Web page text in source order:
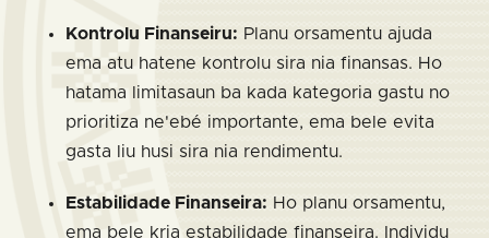
Kontrolu Finanseiru: Planu orsamentu ajuda
ema atu hatene kontrolu sira nia finansas. Ho
hatama limitasaun ba kada kategoria gastu no
prioritiza ne'ebé importante, ema bele evita
gasta liu husi sira nia rendimentu.
Estabilidade Finanseira: Ho planu orsamentu,
ema bele kria estabilidade finanseira. Individu